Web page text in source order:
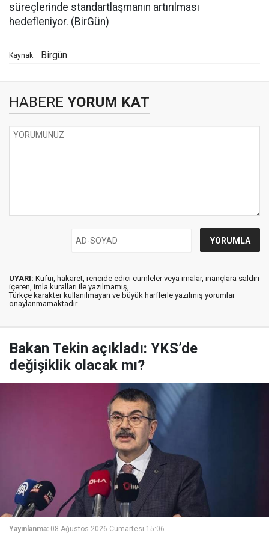
süreçlerinde standartlaşmanın artırılması
hedefleniyor. (BirGün)
Kaynak: Birgün
HABERE YORUM KAT
UYARI: Küfür, hakaret, rencide edici cümleler veya imalar, inançlara saldırı
içeren, imla kuralları ile yazılmamış,
Türkçe karakter kullanılmayan ve büyük harflerle yazılmış yorumlar
onaylanmamaktadır.
Bakan Tekin açıkladı: YKS’de
değişiklik olacak mı?
Yayınlanma: 08 Ağustos 2026 Cumartesi 15:06